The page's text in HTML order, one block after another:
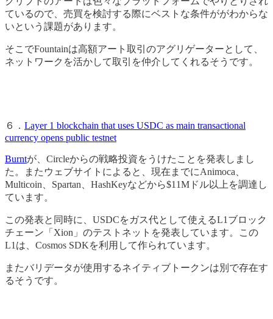
ているので、売買を検討する際にベストな条件ががわからな
いという課題があります。
そこでFountainは高額アート取引のアグリゲーターとして、
ネットワークを活かして取引を仲介してくれるそうです。
６． Layer 1 blockchain that uses USDC as main transactional
currency opens public testnet
Burntが、Circleからの戦略投資をうけたことを発表しまし
た。またウェブサイトによると、現在までにAnimoca、
Multicoin、Spartan、HashKeyなどから$11Mドル以上を調達し
ています。
この発表と同時に、USDCをガス代として使えるL1ブロック
チェーン「Xion」のテストネットを発表しています。この
L1は、Cosmos SDKを利用して作られています。
またバリデータが使用するネイティブトークンは別で存在す
るそうです。